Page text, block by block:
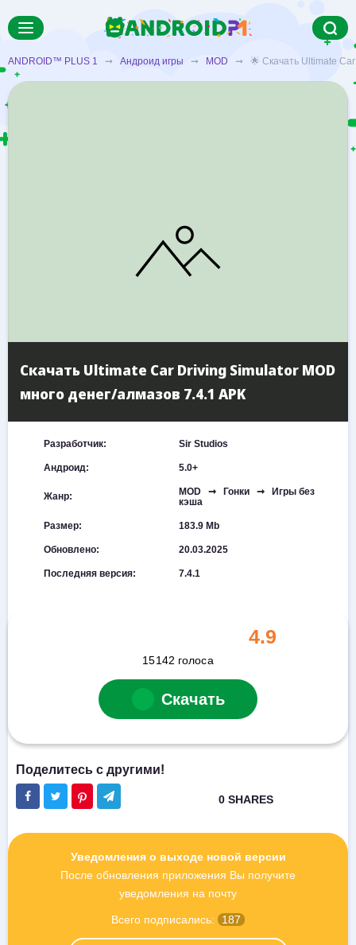
ANDROID™ PLUS 1 ➞ Андроид игры ➞ MOD ➞ 🌟 Скачать Ultimate Car
Скачать Ultimate Car Driving Simulator MOD
много денег/алмазов 7.4.1 APK
Разработчик: Sir Studios
Андроид: 5.0+
Жанр:
MOD ➞ Гонки ➞ Игры без
кэша
Размер: 183.9 Mb
Обновлено: 20.03.2025
Последняя версия: 7.4.1
4.9
15142 голоса
Скачать
Уведомления о выходе новой версии
После обновления приложения Вы получите
уведомления на почту
Всего подписались: 187